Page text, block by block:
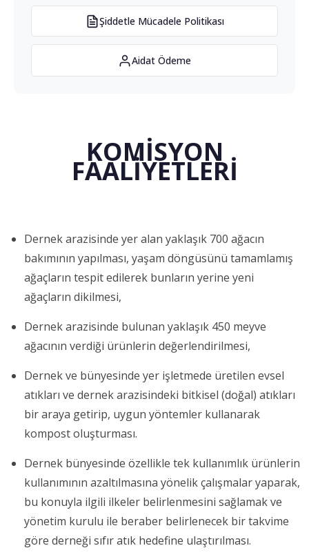
Şiddetle Mücadele Politikası
Aidat Ödeme
KOMİSYON
FAALİYETLERİ
Dernek arazisinde yer alan yaklaşık 700 ağacın
bakımının yapılması, yaşam döngüsünü tamamlamış
ağaçların tespit edilerek bunların yerine yeni
ağaçların dikilmesi,
Dernek arazisinde bulunan yaklaşık 450 meyve
ağacının verdiği ürünlerin değerlendirilmesi,
Dernek ve bünyesinde yer işletmede üretilen evsel
atıkları ve dernek arazisindeki bitkisel (doğal) atıkları
bir araya getirip, uygun yöntemler kullanarak
kompost oluşturması.
Dernek bünyesinde özellikle tek kullanımlık ürünlerin
kullanımının azaltılmasına yönelik çalışmalar yaparak,
bu konuyla ilgili ilkeler belirlenmesini sağlamak ve
yönetim kurulu ile beraber belirlenecek bir takvime
göre derneği sıfır atık hedefine ulaştırılması.